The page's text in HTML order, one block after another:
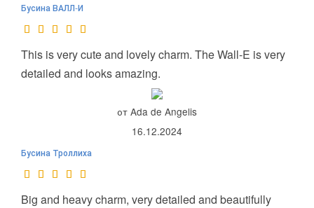
Бусина ВАЛЛ-И
This is very cute and lovely charm. The Wall-E is very
detailed and looks amazing.
от Ada de Angelis
16.12.2024
Бусина Троллиха
Big and heavy charm, very detailed and beautifully